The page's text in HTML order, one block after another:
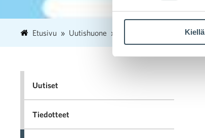
Kiellä
Etusivu Uutishuone 26
Uutiset
Tiedotteet